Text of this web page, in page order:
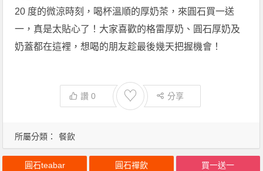
20 度的微涼時刻，喝杯溫順的厚奶茶，來圓石買一送
一，真是太貼心了！大家喜歡的格雷厚奶、圓石厚奶及
奶蓋都在這裡，想喝的朋友趁最後幾天把握機會！
讚0 ♡ 分享
所屬分類： 餐飲
圓石teabar 圓石禪飲 買一送一